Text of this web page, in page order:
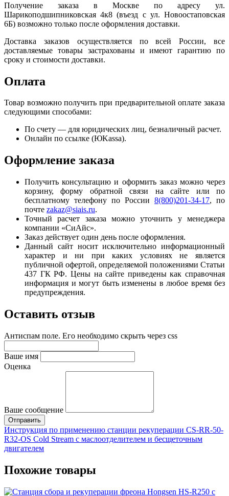
Получение заказа в Москве по адресу ул.
Шарикоподшипниковская 4к8 (въезд с ул. Новоостаповская
6Б) возможно только после оформления доставки.
Доставка заказов осуществляется по всей России, все
доставляемые товары застрахованы и имеют гарантию по
сроку и стоимости доставки.
Оплата
Товар возможно получить при предварительной оплате заказа
следующими способами:
По счету — для юридических лиц, безналичный расчет.
Онлайн по ссылке (ЮKassa).
Оформление заказа
Получить консультацию и оформить заказ можно через
корзину, форму обратной связи на сайте или по
бесплатному телефону по России 8(800)201-34-17, по
почте zakaz@siais.ru.
Точный расчет заказа можно уточнить у менеджера
компании «СиАйс».
Заказ действует один день после оформления.
Данный сайт носит исключительно информационный
характер и ни при каких условиях не является
публичной офертой, определяемой положениями Статьи
437 ГК РФ. Цены на сайте приведены как справочная
информация и могут быть изменены в любое время без
предупреждения.
Оставить отзыв
Антиспам поле. Его необходимо скрыть через css
Ваше имя
Оценка
Ваше сообщение
Инструкция по применению станции рекуперации CS-RR-50-
R32-OS Cold Stream с маслоотделителем и бесщеточным
двигателем
Похожие товары